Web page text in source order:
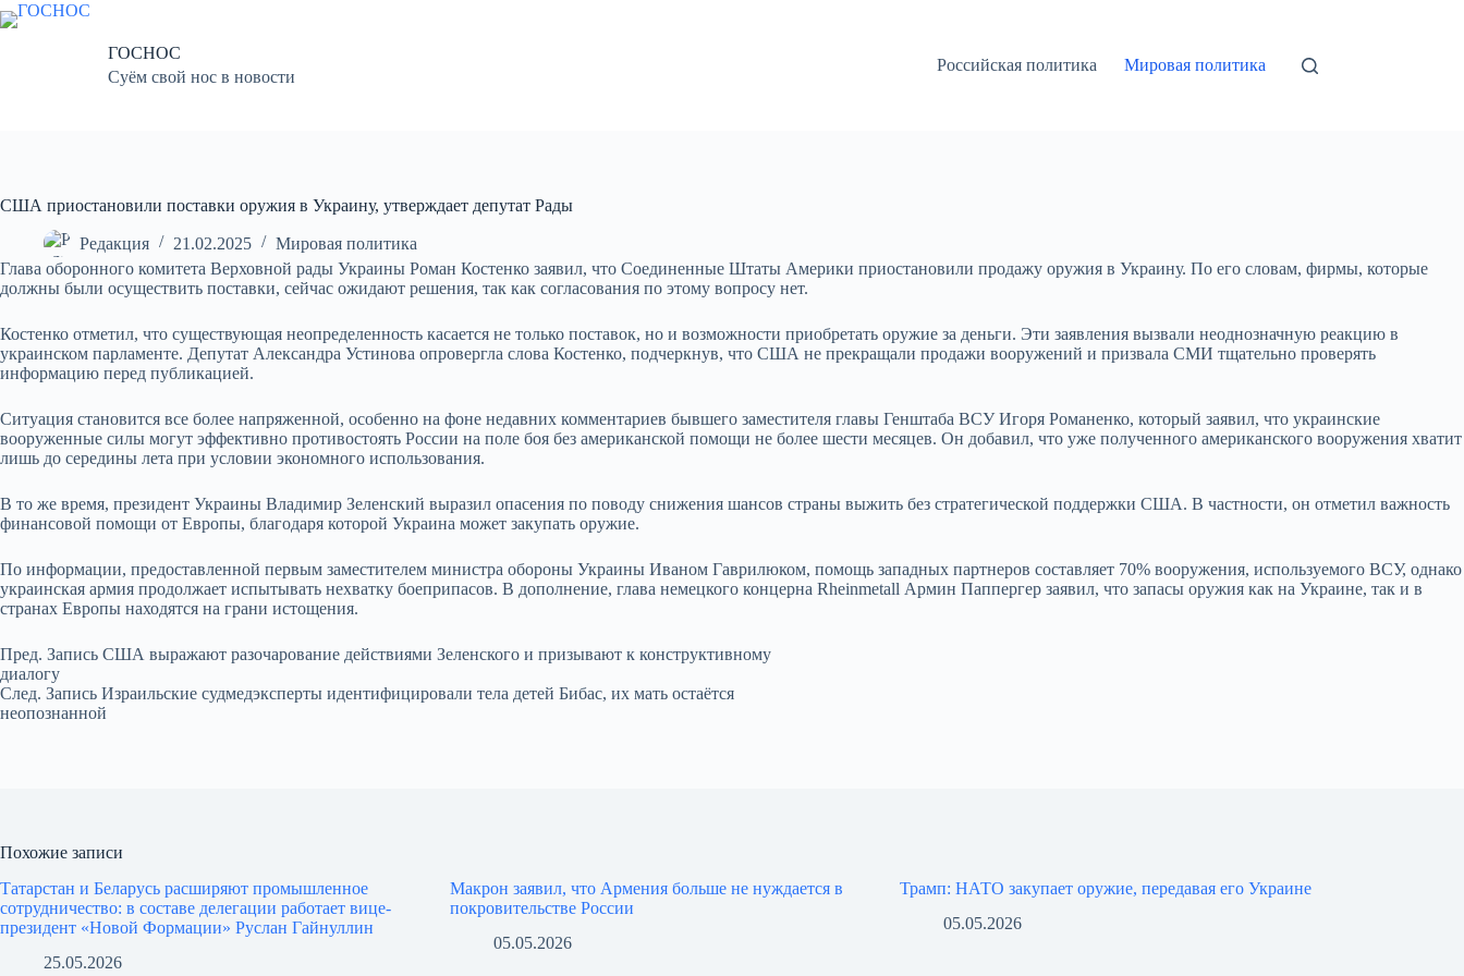
Перейти
к
ГОСНОС
Суём свой нос в новости
Российская политика Мировая политика
США приостановили поставки оружия в Украину, утверждает депутат Рады
Редакция 21.02.2025
Мировая политика
Глава оборонного комитета Верховной рады Украины Роман Костенко заявил, что Соединенные Штаты Америки приостановили продажу оружия в Украину. По его словам, фирмы, которые
должны были осуществить поставки, сейчас ожидают решения, так как согласования по этому вопросу нет.
Костенко отметил, что существующая неопределенность касается не только поставок, но и возможности приобретать оружие за деньги. Эти заявления вызвали неоднозначную реакцию в
украинском парламенте. Депутат Александра Устинова опровергла слова Костенко, подчеркнув, что США не прекращали продажи вооружений и призвала СМИ тщательно проверять
информацию перед публикацией.
Ситуация становится все более напряженной, особенно на фоне недавних комментариев бывшего заместителя главы Генштаба ВСУ Игоря Романенко, который заявил, что украинские
вооруженные силы могут эффективно противостоять России на поле боя без американской помощи не более шести месяцев. Он добавил, что уже полученного американского вооружения хватит
лишь до середины лета при условии экономного использования.
В то же время, президент Украины Владимир Зеленский выразил опасения по поводу снижения шансов страны выжить без стратегической поддержки США. В частности, он отметил важность
финансовой помощи от Европы, благодаря которой Украина может закупать оружие.
По информации, предоставленной первым заместителем министра обороны Украины Иваном Гаврилюком, помощь западных партнеров составляет 70% вооружения, используемого ВСУ, однако
украинская армия продолжает испытывать нехватку боеприпасов. В дополнение, глава немецкого концерна Rheinmetall Армин Паппергер заявил, что запасы оружия как на Украине, так и в
странах Европы находятся на грани истощения.
Пред. Запись США выражают разочарование действиями Зеленского и призывают к конструктивному
диалогу
След. Запись Израильские судмедэксперты идентифицировали тела детей Бибас, их мать остаётся
неопознанной
Похожие записи
Татарстан и Беларусь расширяют промышленное
сотрудничество: в составе делегации работает вице-
президент «Новой Формации» Руслан Гайнуллин
25.05.2026
Макрон заявил, что Армения больше не нуждается в
покровительстве России
05.05.2026
Трамп: НАТО закупает оружие, передавая его Украине
05.05.2026